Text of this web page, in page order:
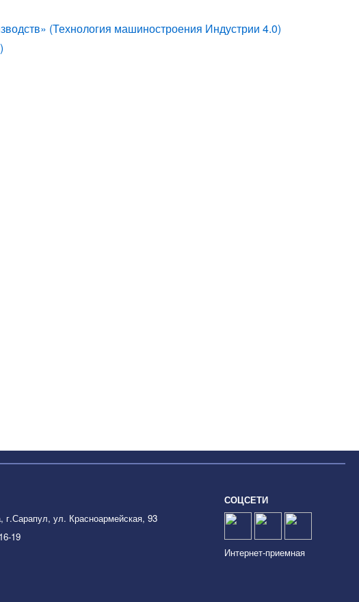
» (Технология машиностроения Индустрии 4.0)
г.Сарапул, ул. Красноармейская, 93
19
СОЦСЕТИ
Интернет-приемная